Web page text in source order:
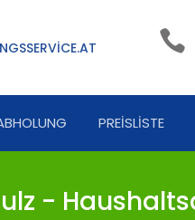
PREISLISTE
-